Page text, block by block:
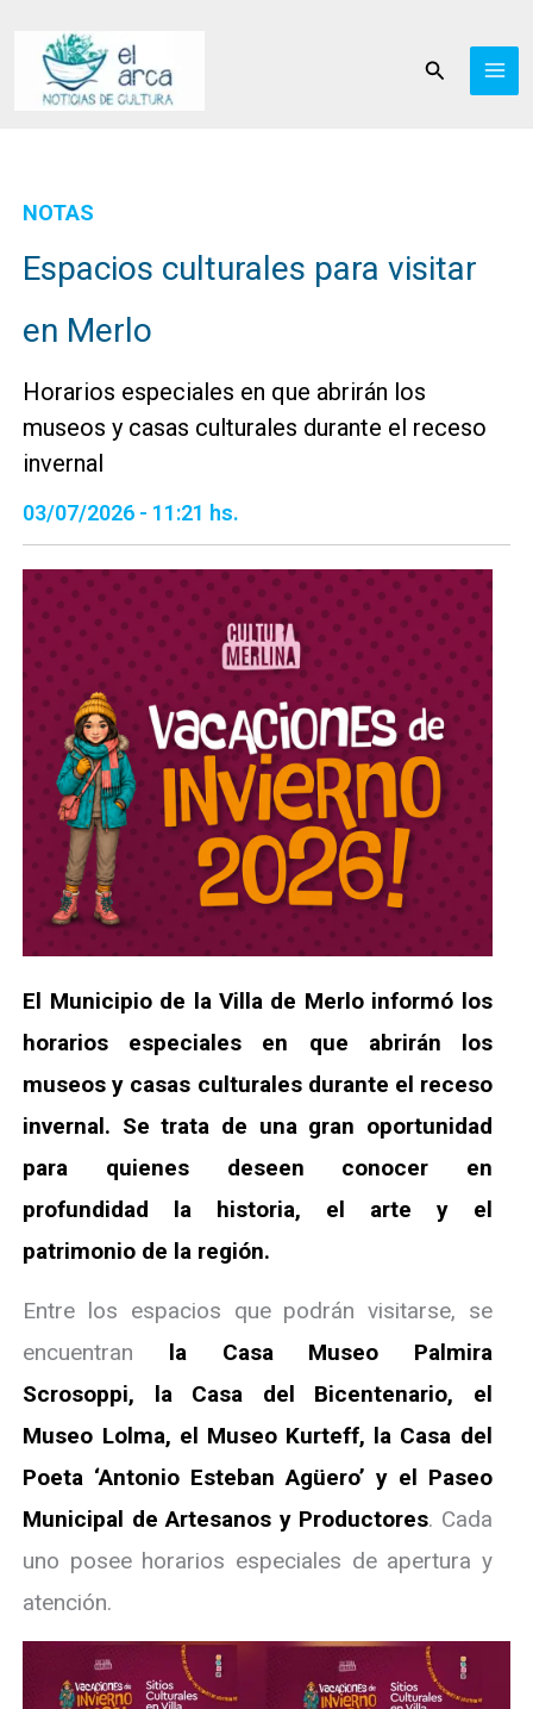
contenido
Buscar
NOTAS
Espacios culturales para visitar
en Merlo
Horarios especiales en que abrirán los
museos y casas culturales durante el receso
invernal
03/07/2026 - 11:21 hs.
El Municipio de la Villa de Merlo informó los
horarios especiales en que abrirán los
museos y casas culturales durante el receso
invernal. Se trata de una gran oportunidad
para quienes deseen conocer en
profundidad la historia, el arte y el
patrimonio de la región.
Entre los espacios que podrán visitarse, se
encuentran la Casa Museo Palmira
Scrosoppi, la Casa del Bicentenario, el
Museo Lolma, el Museo Kurteff, la Casa del
Poeta ‘Antonio Esteban Agüero’ y el Paseo
Municipal de Artesanos y Productores. Cada
uno posee horarios especiales de apertura y
atención.